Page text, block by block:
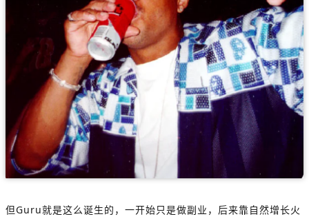
但Guru就是这么诞生的，一开始只是做副业，后来靠自然增长火